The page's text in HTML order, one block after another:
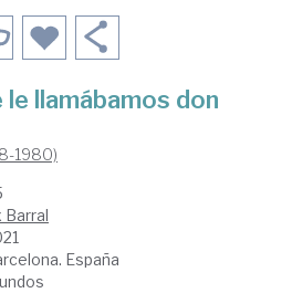
le llamábamos don
1980)
Barral
España